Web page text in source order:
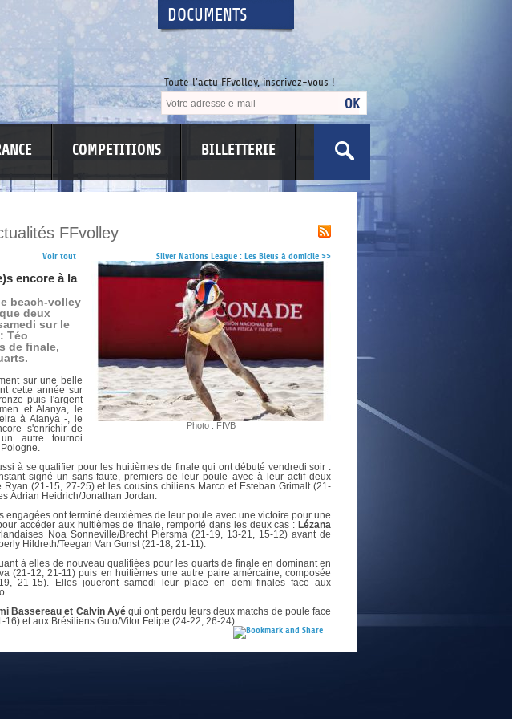
DOCUMENTS
Toute l'actu FFvolley, inscrivez-vous !
COMPETITIONS BILLETTERIE
INFORMATIONS CORONAVIRUS
DOCUMENTS UTILES
SITUATION SANITAIRE
COVID-19
>CLIQUEZ ICI
FFvolley
Voir tout Silver Nations League : Les Bleus à domicile >>
Photo : FIVB
encore à la
beach-volley
deux
sur le
Téo
de finale,
sur une belle
cette année sur
puis l'argent
et Alanya, le
à Alanya -, le
s'enrichir de
autre tournoi
à se qualifier pour les huitièmes de finale qui ont débuté vendredi soir :
signé un sans-faute, premiers de leur poule avec à leur actif deux
(21-15, 27-25) et les cousins chiliens Marco et Esteban Grimalt (21-
Adrian Heidrich/Jonathan Jordan.
engagées ont terminé deuxièmes de leur poule avec une victoire pour une
accéder aux huitièmes de finale, remporté dans les deux cas : Lézana
Noa Sonneville/Brecht Piersma (21-19, 13-21, 15-12) avant de
Hildreth/Teegan Van Gunst (21-18, 21-11).
à elles de nouveau qualifiées pour les quarts de finale en dominant en
(21-12, 21-11) puis en huitièmes une autre paire amércaine, composée
21-15). Elles joueront samedi leur place en demi-finales face aux
Bassereau et Calvin Ayéqui ont perdu leurs deux matchs de poule face
et aux Brésiliens Guto/Vitor Felipe (24-22, 26-24).